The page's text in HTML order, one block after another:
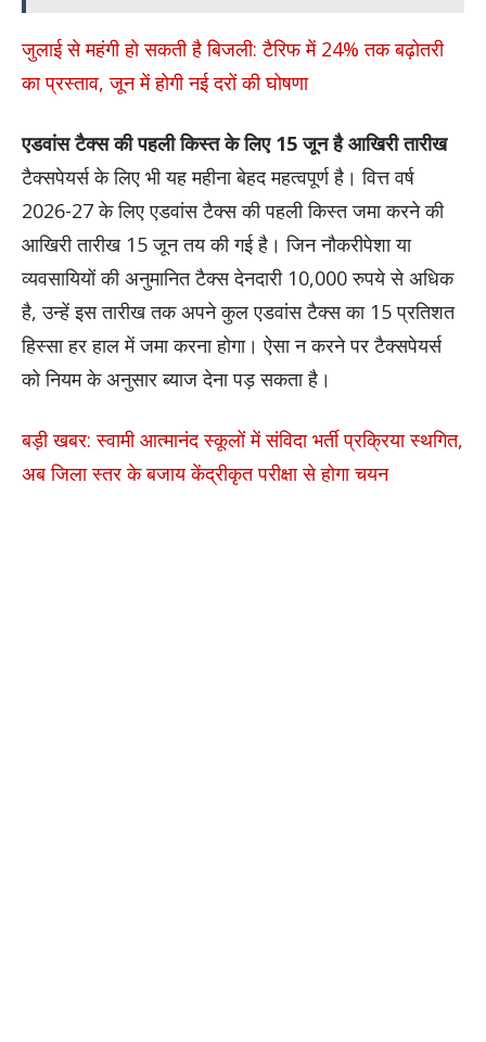
जुलाई से महंगी हो सकती है बिजली: टैरिफ में 24% तक बढ़ोतरी
का प्रस्ताव, जून में होगी नई दरों की घोषणा
एडवांस टैक्स की पहली किस्त के लिए 15 जून है आखिरी तारीख
टैक्सपेयर्स के लिए भी यह महीना बेहद महत्वपूर्ण है। वित्त वर्ष
2026-27 के लिए एडवांस टैक्स की पहली किस्त जमा करने की
आखिरी तारीख 15 जून तय की गई है। जिन नौकरीपेशा या
व्यवसायियों की अनुमानित टैक्स देनदारी 10,000 रुपये से अधिक
है, उन्हें इस तारीख तक अपने कुल एडवांस टैक्स का 15 प्रतिशत
हिस्सा हर हाल में जमा करना होगा। ऐसा न करने पर टैक्सपेयर्स
को नियम के अनुसार ब्याज देना पड़ सकता है।
बड़ी खबर: स्वामी आत्मानंद स्कूलों में संविदा भर्ती प्रक्रिया स्थगित,
अब जिला स्तर के बजाय केंद्रीकृत परीक्षा से होगा चयन